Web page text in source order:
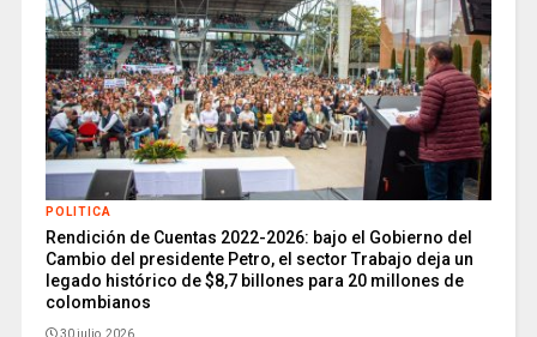
POLITICA
Rendición de Cuentas 2022-2026: bajo el Gobierno del
Cambio del presidente Petro, el sector Trabajo deja un
legado histórico de $8,7 billones para 20 millones de
colombianos